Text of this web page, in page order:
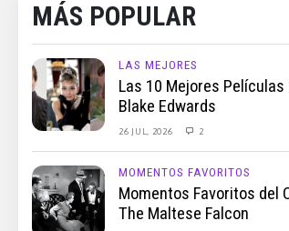
MÁS POPULAR
LAS MEJORES
Las 10 Mejores Películas
Blake Edwards
26 JUL, 2026 2
MOMENTOS FAVORITOS
Momentos Favoritos del
The Maltese Falcon